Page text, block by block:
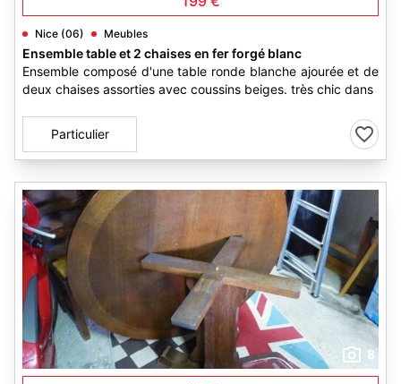
Nice (06) Meubles
Ensemble table et 2 chaises en fer forgé blanc
Ensemble composé d'une table ronde blanche ajourée et de
deux chaises assorties avec coussins beiges. très chic dans
Particulier
8